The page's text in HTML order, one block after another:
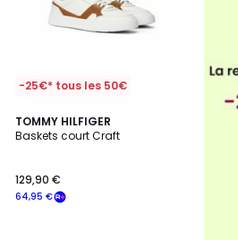
-25€* tous les 50€
TOMMY HILFIGER
Baskets court Craft
64,95 €
129,90 €